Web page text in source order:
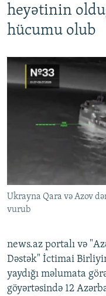
heyətinin
hücumu olub
Ukrayna Qara və Azov
vurub
news.az portalı və
Dəstək" İctimai
yaydığı məlumata
göyərtəsində 12